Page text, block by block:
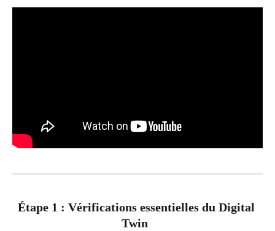
Étape 1 : Vérifications essentielles du Digital
Twin